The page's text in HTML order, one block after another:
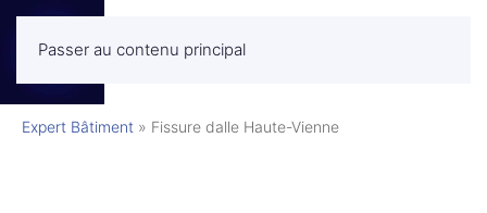
Passer au contenu principalMENU
Expert Bâtiment » Fissure dalle Haute-Vienne